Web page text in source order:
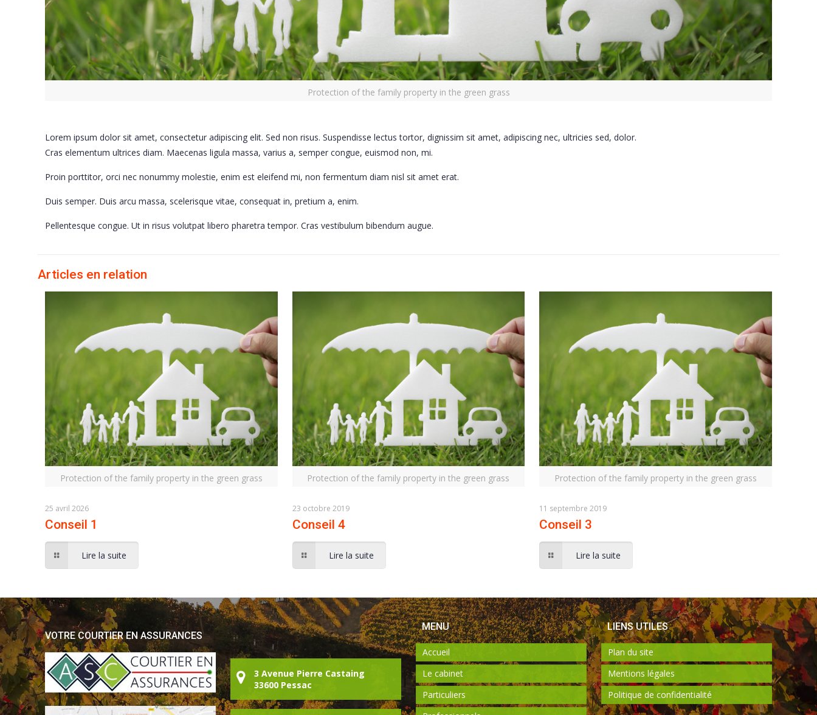
Protection of the family property in the green grass
Lorem ipsum dolor sit amet, consectetur adipiscing elit. Sed non risus. Suspendisse lectus tortor, dignissim sit amet, adipiscing nec, ultricies sed, dolor.
Cras elementum ultrices diam. Maecenas ligula massa, varius a, semper congue, euismod non, mi.
Proin porttitor, orci nec nonummy molestie, enim est eleifend mi, non fermentum diam nisl sit amet erat.
Duis semper. Duis arcu massa, scelerisque vitae, consequat in, pretium a, enim.
Pellentesque congue. Ut in risus volutpat libero pharetra tempor. Cras vestibulum bibendum augue.
Articles en relation
Protection of the family property in the green grass
25 avril 2026
Conseil 1
Lire la suite
Protection of the family property in the green grass
23 octobre 2019
Conseil 4
Lire la suite
Protection of the family property in the green grass
11 septembre 2019
Conseil 3
Lire la suite
VOTRE COURTIER EN ASSURANCES
3 Avenue Pierre Castaing
33600 Pessac
MENU
Accueil
Le cabinet
Particuliers
LIENS UTILES
Plan du site
Mentions légales
Politique de confidentialité